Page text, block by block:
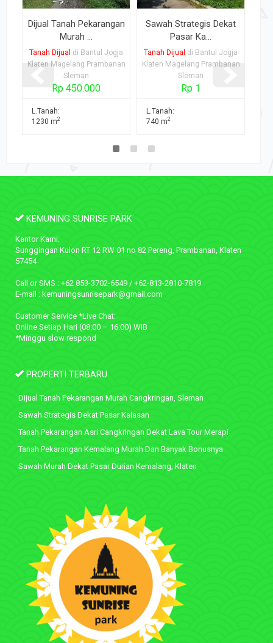
Sawah Strategis Dekat
Pasar Ka...
Tanah Dijual
di Bantul Jogja
Klaten Magelang Prambanan
Sleman
Rp 1
L.Tanah:
740 m2
Tanah Pekarangan Asri
Cangkrin...
Tanah Dijual
di Bantul Jogja
Klaten Magelang Prambanan
Sleman
Rp 350.000.000
L.Tanah:
500 m2
KEMUNING SUNRISE PARK
Kantor Kami:
Sunggingan Kulon RT 12 RW 01 no 82 Pereng, Prambanan, Klaten
57454
Call or SMS : +62 853-3702-6549 / +62-813-2810-7819
E-mail : kemuningsunrisepark@gmail.com
Customer Service *Live Chat:
Online Setiap Hari (08:00 – 16:00) WIB
*Minggu slow respond
PROPERTI TERBARU
Dijual Tanah Pekarangan Murah Cangkringan, Sleman
Sawah Strategis Dekat Pasar Kalasan
Tanah Pekarangan Asri Cangkringan Dekat Lava Tour Merapi
Tanah Pekarangan Kemalang Murah Dan Banyak Bonusnya
Sawah Murah Dekat Pasar Durian Kemalang, Klaten